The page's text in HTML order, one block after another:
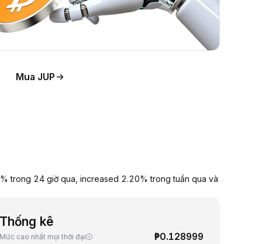
Mua JUP
trong 24 giờ qua, increased 2.20% trong tuần qua và
Thống kê
Mức cao nhất mọi thời đại ₱0.128999